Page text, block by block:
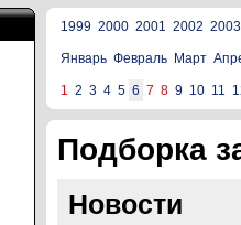
1999 2000 2001 2002 2003
Январь Февраль Март
1 2 3 4 5 6 7 8 9 10 11
Подборка
Новости